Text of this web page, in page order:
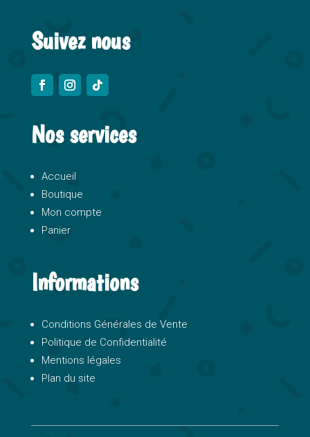
Suivez nous
Nos services
Accueil
Boutique
Mon compte
Panier
Informations
Conditions Générales de Vente
Politique de Confidentialité
Mentions légales
Plan du site